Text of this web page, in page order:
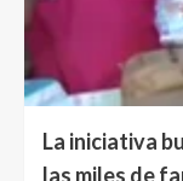
La iniciativa
las miles de